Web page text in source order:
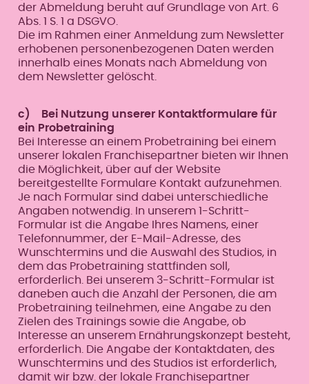
der Abmeldung beruht auf Grundlage von Art. 6
Abs. 1 S. 1 a DSGVO.
Die im Rahmen einer Anmeldung zum Newsletter
erhobenen personenbezogenen Daten werden
innerhalb eines Monats nach Abmeldung von
dem Newsletter gelöscht.
c) Bei Nutzung unserer Kontaktformulare für
ein Probetraining
Bei Interesse an einem Probetraining bei einem
unserer lokalen Franchisepartner bieten wir Ihnen
die Möglichkeit, über auf der Website
bereitgestellte Formulare Kontakt aufzunehmen.
Je nach Formular sind dabei unterschiedliche
Angaben notwendig. In unserem 1-Schritt-
Formular ist die Angabe Ihres Namens, einer
Telefonnummer, der E-Mail-Adresse, des
Wunschtermins und die Auswahl des Studios, in
dem das Probetraining stattfinden soll,
erforderlich. Bei unserem 3-Schritt-Formular ist
daneben auch die Anzahl der Personen, die am
Probetraining teilnehmen, eine Angabe zu den
Zielen des Trainings sowie die Angabe, ob
Interesse an unserem Ernährungskonzept besteht,
erforderlich. Die Angabe der Kontaktdaten, des
Wunschtermins und des Studios ist erforderlich,
damit wir bzw. der lokale Franchisepartner